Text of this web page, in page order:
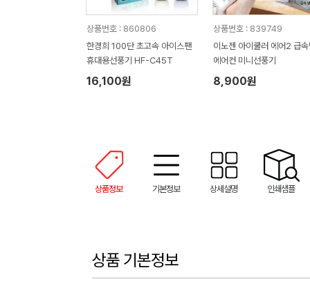
상품번호 : 860806
한경희 100단 초고속 아이스팬
휴대용선풍기 HF-C45T
16,100원
상품번호 : 839749
이노젠 아이쿨러 에어2 급
에어컨 미니선풍기
8,900원
상품정보 기본정보 상세설명 인쇄샘플
상품 기본정보